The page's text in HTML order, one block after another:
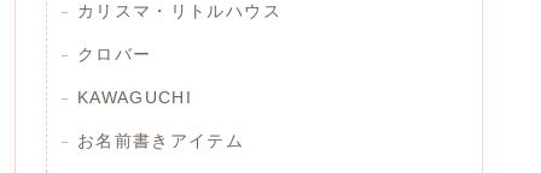
カリスマ・リトルハウス
クロバー
KAWAGUCHI
お名前書きアイテム